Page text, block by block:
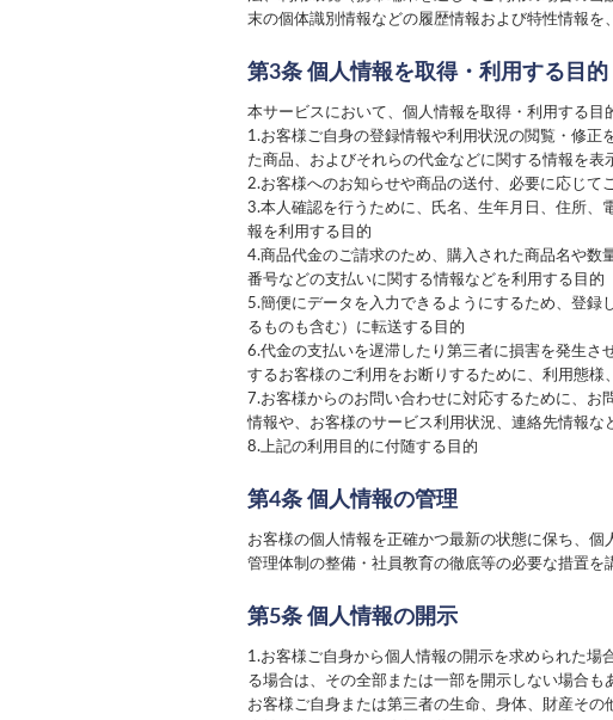
末の個体識別情報などの履歴情報および特性情報を
第3条 個人情報を取得・利用する目的
本サービスにおいて、個人情報を取得・利用する目
1.お客様ご自身の登録情報や利用状況の閲覧・修
た商品、およびそれらの代金などに関する情報を表
2.お客様へのお知らせや商品の送付、必要に応じて
3.本人確認を行うために、氏名、生年月日、住所、
報を利用する目的
4.商品代金のご請求のため、購入された商品名や数
番号などの支払いに関する情報などを利用する目的
5.簡便にデータを入力できるようにするため、登
るものも含む）に転送する目的
6.代金の支払いを遅滞したり第三者に損害を発生さ
するお客様のご利用をお断りするために、利用態
7.お客様からのお問い合わせに対応するために、
情報や、お客様のサービス利用状況、連絡先情報な
8.上記の利用目的に付随する目的
第4条 個人情報の管理
お客様の個人情報を正確かつ最新の状態に保ち、
管理体制の整備・社員教育の徹底等の必要な措置を
第5条 個人情報の開示
1.お客様ご自身から個人情報の開示を求められた
る場合は、その全部または一部を開示しない場合も
お客様ご自身または第三者の生命、身体、財産そ